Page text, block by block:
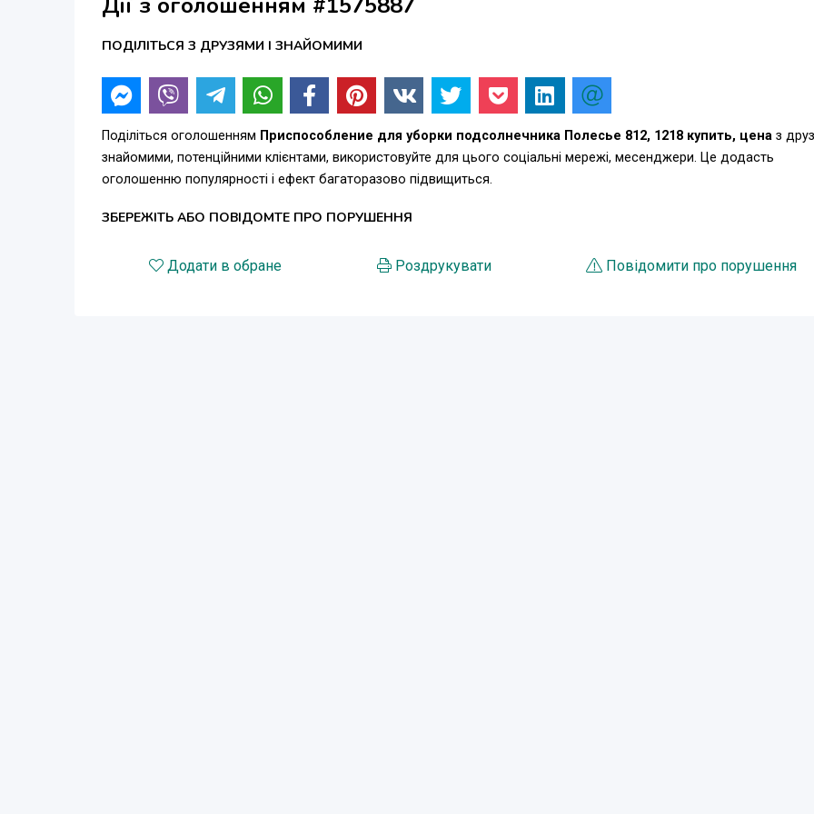
ПОДІЛІТЬСЯ З ДРУЗЯМИ І ЗНАЙОМИМИ
Поділіться оголошенням Приспособление для уборки подсолнечника Полесье 812, 1218 купить, цена з
знайомими, потенційними клієнтами, використовуйте для цього соціальні мережі, месенджери. Це додасть
оголошенню популярності і ефект багаторазово підвищиться.
ЗБЕРЕЖІТЬ АБО ПОВІДОМТЕ ПРО ПОРУШЕННЯ
Додати в обране Роздрукувати Повідомити про порушення